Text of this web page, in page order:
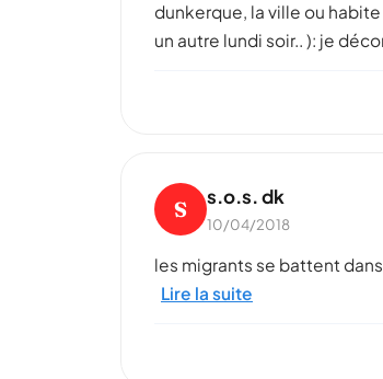
dunkerque, la ville ou
un autre lundi soir.. ): je
S s.o.s. dk
10/04/2018
les migrants se battent
Lire la suite